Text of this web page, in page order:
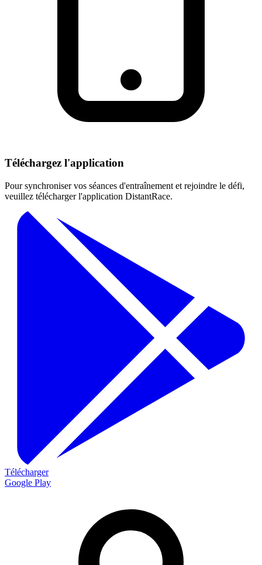
Téléchargez l'application
Pour synchroniser vos séances d'entraînement et rejoindre le défi,
veuillez télécharger l'application DistantRace.
Télécharger
Google Play